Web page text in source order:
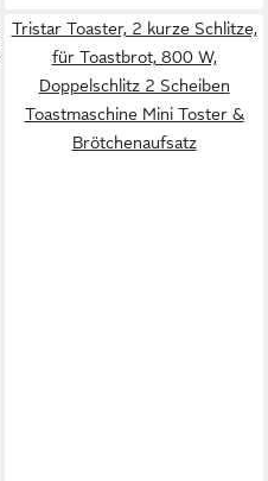
Tristar Toaster, 2 kurze Schlitze,
für Toastbrot, 800 W,
Doppelschlitz 2 Scheiben
Toastmaschine Mini Toster &
Brötchenaufsatz